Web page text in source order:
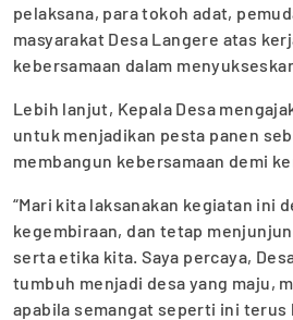
pelaksana, para tokoh adat,
masyarakat Desa Langere atas
kebersamaan dalam
Lebih lanjut, Kepala Desa
untuk menjadikan pesta panen
membangun kebersamaan demi
“Mari kita laksanakan kegiatan ini
kegembiraan, dan tetap
serta etika kita. Saya percaya,
tumbuh menjadi desa yang maju,
apabila semangat seperti ini terus